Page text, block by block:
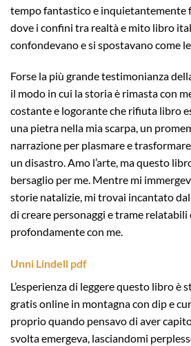
tempo fantastico e inquietantemente
dove i confini tra realtà e mito libro
confondevano e si spostavano come
Forse la più grande testimonianza
il modo in cui la storia è rimasta con
costante e logorante che rifiuta libro
una pietra nella mia scarpa, un
narrazione per plasmare e
un disastro. Amo l’arte, ma questo
bersaglio per me. Mentre mi
storie natalizie, mi trovai incantato
di creare personaggi e trame
profondamente con me.
Unni Lindell pdf
L’esperienza di leggere questo libro è
gratis online in montagna con dip e
proprio quando pensavo di aver
svolta emergeva, lasciandomi